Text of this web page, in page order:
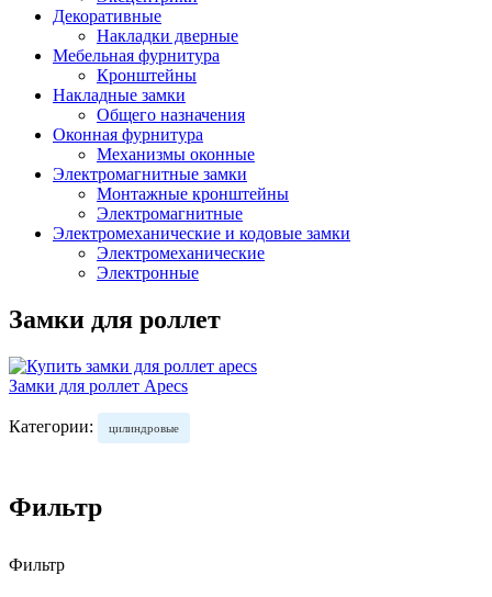
Декоративные
Накладки дверные
Мебельная фурнитура
Кронштейны
Накладные замки
Общего назначения
Оконная фурнитура
Механизмы оконные
Электромагнитные замки
Монтажные кронштейны
Электромагнитные
Электромеханические и кодовые замки
Электромеханические
Электронные
Замки для роллет
Замки для роллет Apecs
Категории: цилиндровые
Фильтр
Фильтр